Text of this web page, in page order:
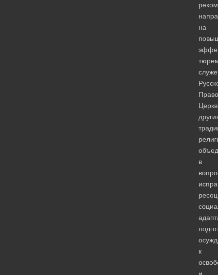
на
в
к
и